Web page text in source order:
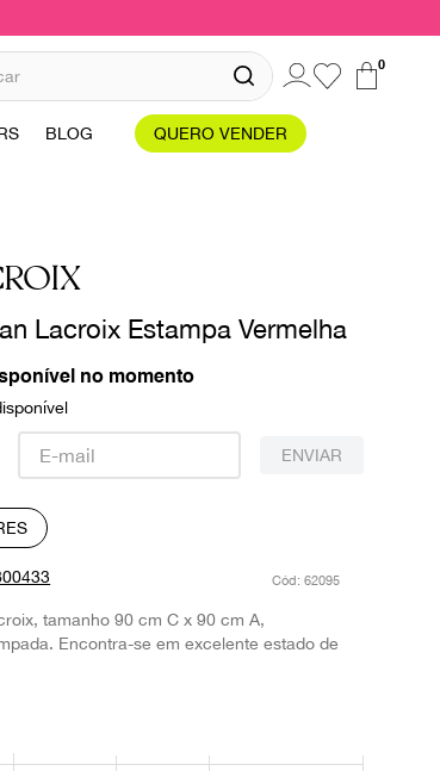
0
BLOG QUERO VENDER
Lacroix Estampa Vermelha
no momento
ENVIAR
: 62095
tamanho 90 cm C x 90 cm A,
Encontra-se em excelente estado de